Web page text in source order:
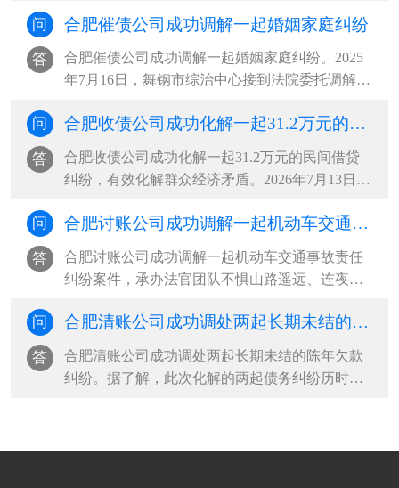
由无驾驶证的阿某驾驶，途中发生交通事故导致
车辆受损。一场车祸牵出两起纠纷。一是车辆租
赁合同纠纷：车辆出租方多次上门···
问 合肥催债公司成功调解一起婚姻家庭纠纷
答
合肥催债公司成功调解一起婚姻家庭纠纷。2025
年7月16日，舞钢市综治中心接到法院委托调解一
婚后共同生育一女，双方长期因财务分配、生活
琐事频繁争吵，夫妻感情日渐淡薄，矛盾持续升
级，女方最终向法院递交离婚诉讼···
问 合肥收债公司成功化解一起31.2万元的民间借贷纠纷，有效化解群众经济矛盾
答
合肥收债公司成功化解一起31.2万元的民间借贷
纠纷，有效化解群众经济矛盾。2026年7月13日，
动到托里县综治中心司法局人民调解窗口申请调
解。经查，2026年7月1日，被申请人因资金周转
困难，向申请人借款312000元，并···
问 合肥讨账公司成功调解一起机动车交通事故责任纠纷案件，承办法官团队不惧山路遥远、连夜上门收取赔偿款
答
合肥讨账公司成功调解一起机动车交通事故责任
纠纷案件，承办法官团队不惧山路遥远、连夜上
纠纷，案件受理后，承办法官多方查找，始终未
能联系上本案被告。考虑到案件标的不大、矛盾
尚有调和空间，办案人员持续开展···
问 合肥清账公司成功调处两起长期未结的陈年欠款纠纷
答
合肥清账公司成功调处两起长期未结的陈年欠款
纠纷。据了解，此次化解的两起债务纠纷历时久